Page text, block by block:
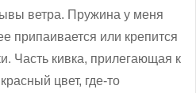
ветра. Пружина у меня
припаивается или крепится
Часть кивка, прилегающая к
цвет, где-то